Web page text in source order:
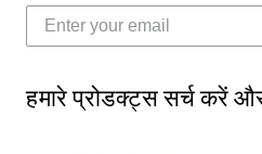
हमारे प्रोडक्ट्स सर्च करें